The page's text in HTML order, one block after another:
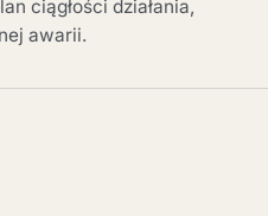
ciągłości działania,
awarii.